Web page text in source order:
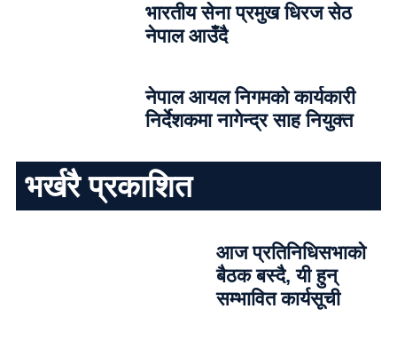
भारतीय सेना प्रमुख धिरज सेठ
नेपाल आउँदै
नेपाल आयल निगमको कार्यकारी
निर्देशकमा नागेन्द्र साह नियुक्त
भर्खरै प्रकाशित
आज प्रतिनिधिसभाको
बैठक बस्दै, यी हुन्
सम्भावित कार्यसूची